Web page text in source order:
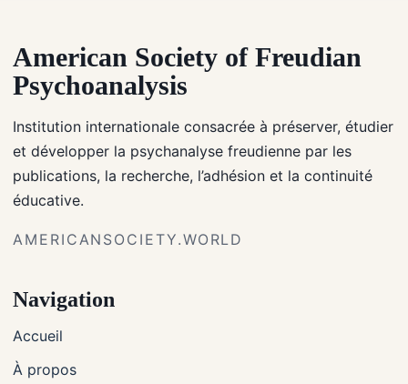
American Society of Freudian
Psychoanalysis
Institution internationale consacrée à préserver, étudier
et développer la psychanalyse freudienne par les
publications, la recherche, l’adhésion et la continuité
éducative.
AMERICANSOCIETY.WORLD
Navigation
Accueil
À propos